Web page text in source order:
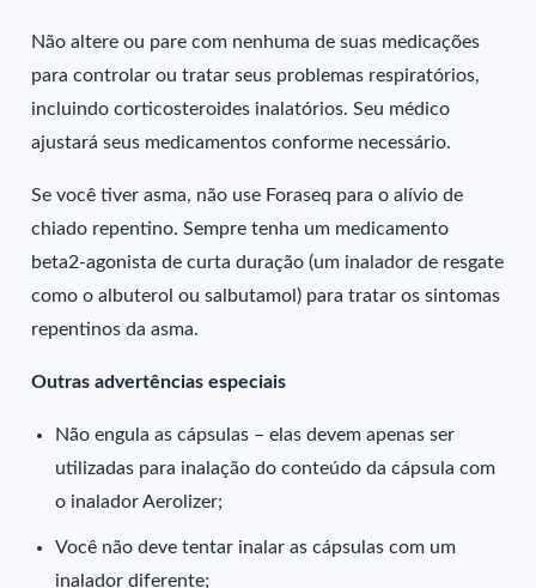
Não altere ou pare com nenhuma de suas medicações
para controlar ou tratar seus problemas respiratórios,
incluindo corticosteroides inalatórios. Seu médico
ajustará seus medicamentos conforme necessário.
Se você tiver asma, não use Foraseq para o alívio de
chiado repentino. Sempre tenha um medicamento
beta2-agonista de curta duração (um inalador de resgate
como o albuterol ou salbutamol) para tratar os sintomas
repentinos da asma.
Outras advertências especiais
Não engula as cápsulas – elas devem apenas ser
utilizadas para inalação do conteúdo da cápsula com
o inalador Aerolizer;
Você não deve tentar inalar as cápsulas com um
inalador diferente;